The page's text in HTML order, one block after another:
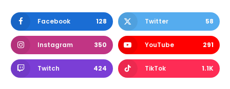
Facebook 128 Twitter 58
Instagram 350 YouTube 291
Twitch 424 TikTok 1.1K